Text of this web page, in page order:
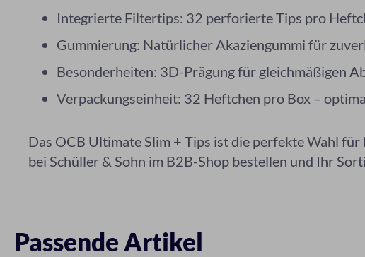
Integrierte Filtertips: 32 perforierte Tips pro
Gummierung: Natürlicher Akaziengummi für
Besonderheiten: 3D-Prägung für gleichmäßigen
Verpackungseinheit: 32 Heftchen pro Box –
Das OCB Ultimate Slim + Tips ist die perfekte Wahl
bei Schüller & Sohn im B2B-Shop bestellen und Ihr
Passende Artikel